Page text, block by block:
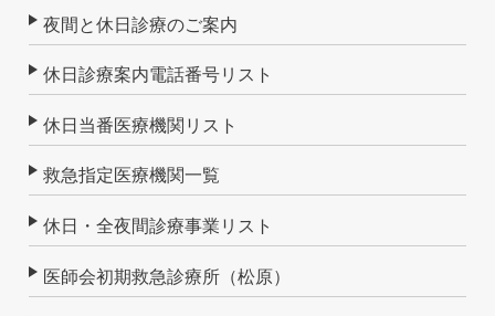
夜間と休日診療のご案内
休日診療案内電話番号リスト
休日当番医療機関リスト
救急指定医療機関一覧
休日・全夜間診療事業リスト
医師会初期救急診療所（松原）